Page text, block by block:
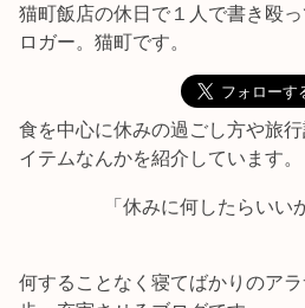
猫町飯店の休日で１人で書き殴
ロガー。猫町です。
食を中心に休みの過ごし方や旅
イテムなんかを紹介しています。
「休みに何したらいい
何することなく寝てばかりのア